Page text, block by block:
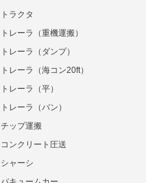
トラクタ
トレーラ（重機運搬）
トレーラ（ダンプ）
トレーラ（海コン20ft）
トレーラ（平）
トレーラ（バン）
チップ運搬
コンクリート圧送
シャーシ